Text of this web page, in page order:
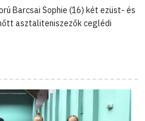
Barcsai Sophie (16) két ezüst- és
asztaliteniszezők ceglédi